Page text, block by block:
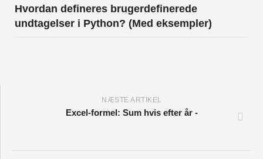
Hvordan defineres brugerdefinerede
undtagelser i Python? (Med eksempler)
NÆSTE ARTIKEL
Excel-formel: Sum hvis efter år -